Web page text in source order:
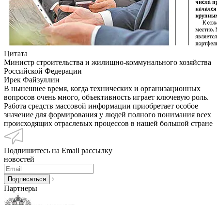
Цитата
Министр строительства и жилищно-коммунального хозяйства
Российской Федерации
Ирек Файзуллин
В нынешнее время, когда технических и организационных
вопросов очень много, объективность играет ключевую роль.
Работа средств массовой информации приобретает особое
значение для формирования у людей полного понимания всех
происходящих отраслевых процессов в нашей большой стране
Подпишитесь на Email рассылку
новостей
Партнеры